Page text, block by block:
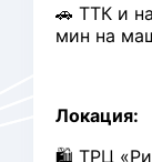
🚗 ТТК и
мин на
Локация:
🛍 ТРЦ